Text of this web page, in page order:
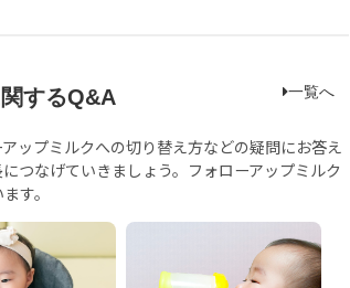
するQ&A 一覧へ
ップミルクへの切り替え方などの疑問にお答え
つなげていきましょう。フォローアップミルク
す。